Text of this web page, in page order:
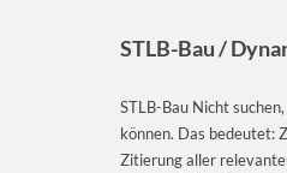
STLB-Bau/
STLB-Bau Nicht
können. Das bedeutet:
Zitierung aller